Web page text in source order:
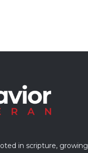
in scripture, growing